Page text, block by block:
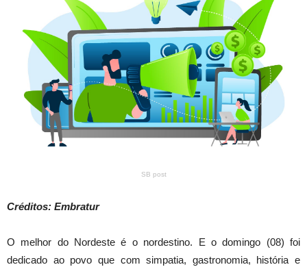
SB post
Créditos: Embratur
O melhor do Nordeste é o nordestino. E o domingo (08) foi
dedicado ao povo que com simpatia, gastronomia, história e